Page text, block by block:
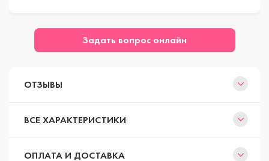
Задать вопрос онлайн
ОТЗЫВЫ
ВСЕ ХАРАКТЕРИСТИКИ
ОПЛАТА И ДОСТАВКА